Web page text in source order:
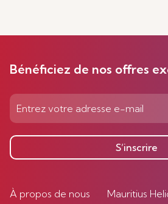
Bénéficiez de nos offres
S’inscrire
À propos de nous
Mauritius